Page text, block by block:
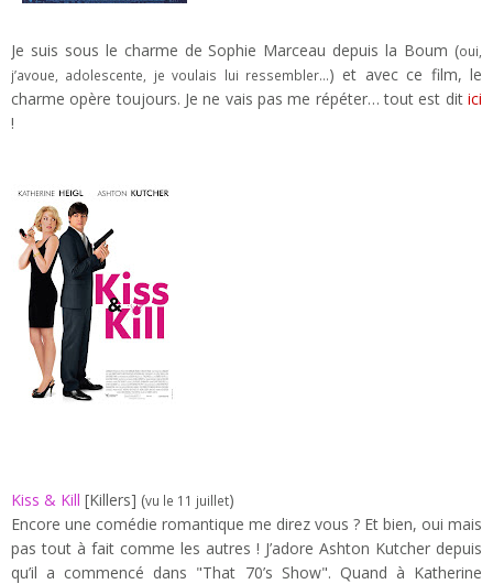
Je suis sous le charme de Sophie Marceau depuis la Boum (oui,
j’avoue, adolescente, je voulais lui ressembler…) et avec ce film, le
charme opère toujours. Je ne vais pas me répéter… tout est dit ici
!
Kiss & Kill [Killers] (vu le 11 juillet)
Encore une comédie romantique me direz vous ? Et bien, oui mais
pas tout à fait comme les autres ! J’adore Ashton Kutcher depuis
qu’il a commencé dans "That 70’s Show". Quand à Katherine